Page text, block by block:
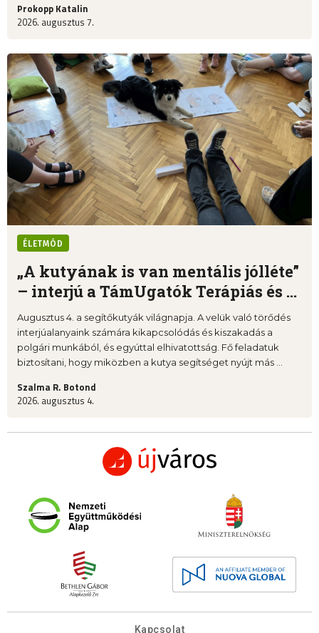
Prokopp Katalin
2026. augusztus 7.
ÉLETMÓD
„A kutyának is van mentális jólléte”
– interjú a TámUgatók Terápiás és ...
Augusztus 4. a segítőkutyák világnapja. A velük való törődés
interjúalanyaink számára kikapcsolódás és kiszakadás a
polgári munkából, és egyúttal elhivatottság. Fő feladatuk
biztosítani, hogy miközben a kutya segítséget nyújt más ...
Szalma R. Botond
2026. augusztus 4.
Kapcsolat